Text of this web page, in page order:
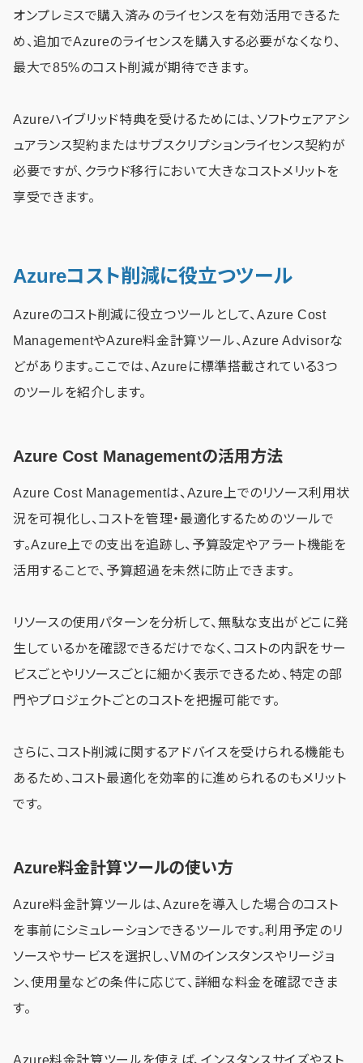
オンプレミスで購入済みのライセンスを有効活用できるた
め、追加でAzureのライセンスを購入する必要がなくなり、
最大で85%のコスト削減が期待できます。
Azureハイブリッド特典を受けるためには、ソフトウェアアシ
ュアランス契約またはサブスクリプションライセンス契約が
必要ですが、クラウド移行において大きなコストメリットを
享受できます。
Azureコスト削減に役立つツール
Azureのコスト削減に役立つツールとして、Azure Cost
ManagementやAzure料金計算ツール、Azure Advisorな
どがあります。ここでは、Azureに標準搭載されている3つ
のツールを紹介します。
Azure Cost Managementの活用方法
Azure Cost Managementは、Azure上でのリソース利用状
況を可視化し、コストを管理・最適化するためのツールで
す。Azure上での支出を追跡し、予算設定やアラート機能を
活用することで、予算超過を未然に防止できます。
リソースの使用パターンを分析して、無駄な支出がどこに発
生しているかを確認できるだけでなく、コストの内訳をサー
ビスごとやリソースごとに細かく表示できるため、特定の部
門やプロジェクトごとのコストを把握可能です。
さらに、コスト削減に関するアドバイスを受けられる機能も
あるため、コスト最適化を効率的に進められるのもメリット
です。
Azure料金計算ツールの使い方
Azure料金計算ツールは、Azureを導入した場合のコスト
を事前にシミュレーションできるツールです。利用予定のリ
ソースやサービスを選択し、VMのインスタンスやリージョ
ン、使用量などの条件に応じて、詳細な料金を確認できま
す。